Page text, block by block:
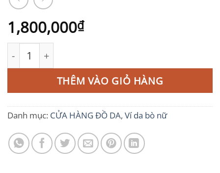
1,800,000₫
Ví nữ cầm tay độc đáo số lượng
THÊM VÀO GIỎ HÀNG
Danh mục: CỬA HÀNG ĐỒ DA, Ví da bò nữ